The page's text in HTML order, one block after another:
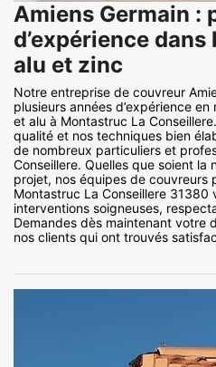
Amiens Germain :
d’expérience
alu et zinc
Notre entreprise de couvreur
plusieurs années d’expérience
et alu à Montastruc La
qualité et nos techniques bien
de nombreux particuliers et
Conseillere. Quelles que soient la
projet, nos équipes de couvreurs
Montastruc La Conseillere 31380
interventions soigneuses,
Demandes dès maintenant votre
nos clients qui ont trouvés